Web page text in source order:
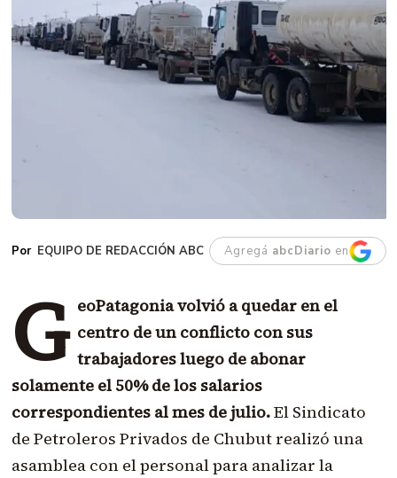
EQUIPO DE REDACCIÓN ABC Agregá abcDiario en
G eoPatagonia volvió a quedar en el
centro de un conflicto con sus
trabajadores luego de abonar
solamente el 50% de los salarios
correspondientes al mes de julio.El Sindicato
de Petroleros Privados de Chubut realizó una
asamblea con el personal para analizar la